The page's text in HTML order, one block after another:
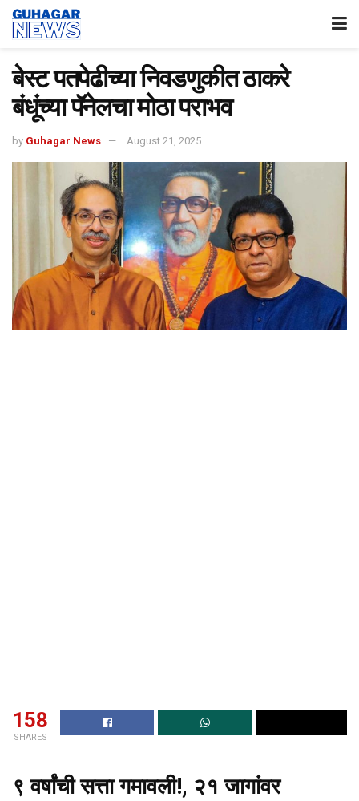
बेस्ट पतपेढीच्या निवडणुकीत ठाकरे
बंधूंच्या पॅनेलचा मोठा पराभव
by Guhagar News August 21, 2025
158
SHARES
९ वर्षांची सत्ता गमावली!, २१ जागांवर